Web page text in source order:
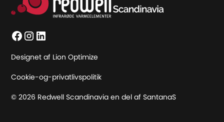
© 2026 Redwell Scandinavia en del af SantanaS
Cookie-og-privatlivspolitik
Designet af Lion Optimize